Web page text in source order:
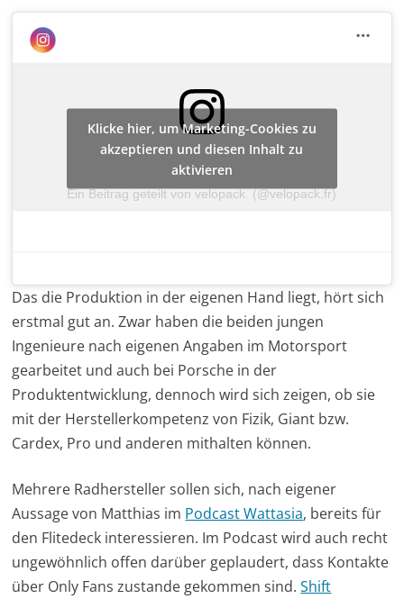
Ein Beitrag geteilt von velopack. (@velopack.fr)
Klicke hier, um Marketing-Cookies zu
akzeptieren und diesen Inhalt zu
aktivieren
Das die Produktion in der eigenen Hand liegt, hört sich
erstmal gut an. Zwar haben die beiden jungen
Ingenieure nach eigenen Angaben im Motorsport
gearbeitet und auch bei Porsche in der
Produktentwicklung, dennoch wird sich zeigen, ob sie
mit der Herstellerkompetenz von Fizik, Giant bzw.
Cardex, Pro und anderen mithalten können.
Mehrere Radhersteller sollen sich, nach eigener
Aussage von Matthias im Podcast Wattasia, bereits für
den Flitedeck interessieren. Im Podcast wird auch recht
ungewöhnlich offen darüber geplaudert, dass Kontakte
über Only Fans zustande gekommen sind.Shift